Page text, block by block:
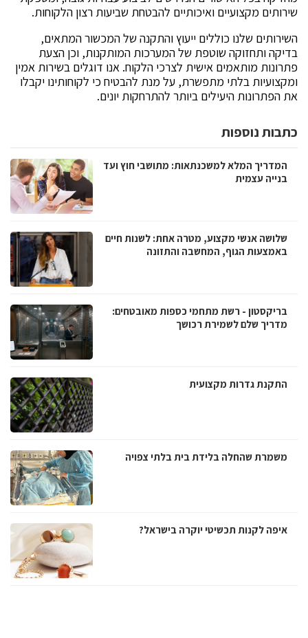
שירותים מקצועיים ואיכותיים להבטחת שביעות רצון הלקוחות.
השירותים שלנו כוללים ייעוץ והתקנה של המכשור המתאים,
בדיקה ותחזוקה שוטפת של המערכות המותקנות, וכן הצעת
פתרונות מותאמים אישית לצרכי הלקוח. אנו דוגלים בשירות אמין
ומקצועיות בלתי מתפשרת, על מנת להבטיח כי לקוחותינו יקבלו
את הפתרונות היעילים ביותר להתרחקות יונים.
כתבות נוספות
המדריך המלא למשכנתאות: מתושבי חוץ ועד
בנייה עצמית
שלושה אנשי מקצוע, מטרה אחת: לשנות חיים
באמצעות הגוף, המחשבה והתזונה
בריקסטון - רשת מתחמי כספות מאובטחים:
מדריך שלם לשמירת רכושך
התקנת גדרות מקצועית
משמרת שהחלה בלידת בית בלתי צפויה
איפה לקנות תכשיטי יוקרה בישראל?